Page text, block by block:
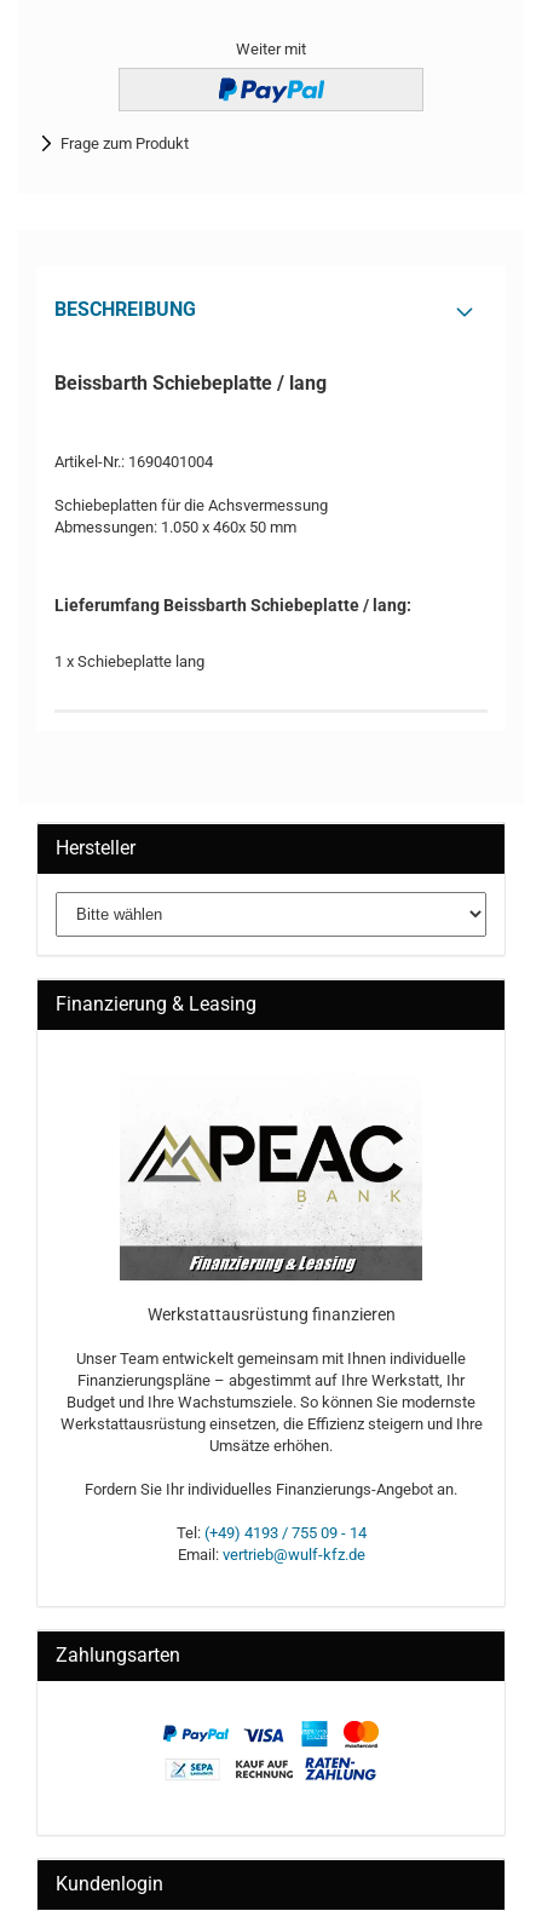
Weiter mit
Frage zum Produkt
BESCHREIBUNG
Beissbarth Schiebeplatte / lang
Artikel-Nr.: 1690401004
Schiebeplatten für die Achsvermessung
Abmessungen: 1.050 x 460x 50 mm
Lieferumfang Beissbarth Schiebeplatte / lang:
1 x Schiebeplatte lang
Hersteller
Finanzierung & Leasing
Werkstattausrüstung finanzieren
Unser Team entwickelt gemeinsam mit Ihnen individuelle
Finanzierungspläne – abgestimmt auf Ihre Werkstatt, Ihr
Budget und Ihre Wachstumsziele. So können Sie modernste
Werkstattausrüstung einsetzen, die Effizienz steigern und Ihre
Umsätze erhöhen.
Fordern Sie Ihr individuelles Finanzierungs-Angebot an.
Tel: (+49) 4193 / 755 09 - 14
Email: vertrieb@wulf-kfz.de
Zahlungsarten
Kundenlogin